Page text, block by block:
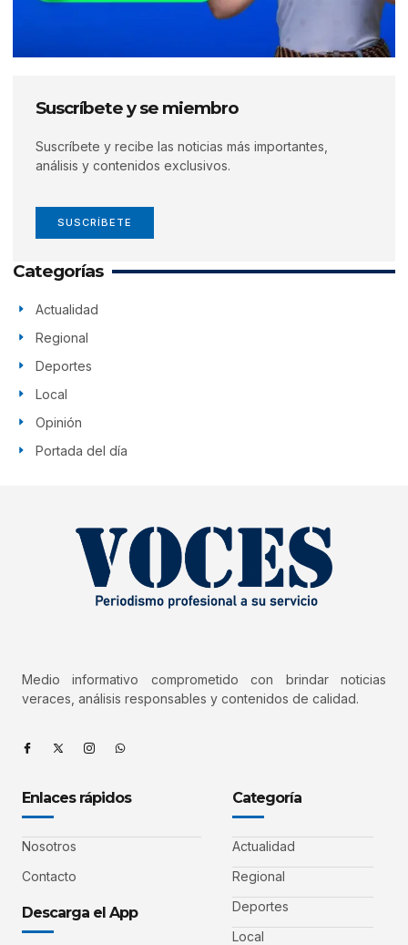
Suscríbete y se miembro
Suscríbete y recibe las noticias más importantes,
análisis y contenidos exclusivos.
SUSCRÍBETE
Categorías
Actualidad
Regional
Deportes
Local
Opinión
Portada del día
Medio informativo comprometido con brindar noticias
veraces, análisis responsables y contenidos de calidad.
Enlaces rápidos
Nosotros
Contacto
Descarga el App
Categoría
Actualidad
Regional
Deportes
Local